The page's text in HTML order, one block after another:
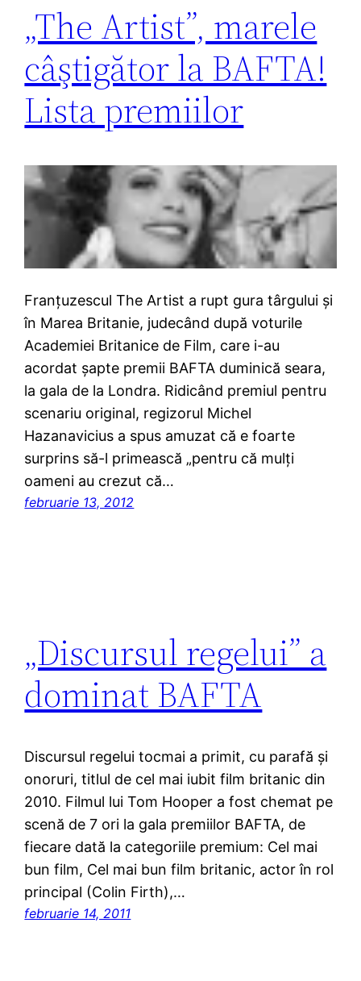
„The Artist”, marele
câştigător la BAFTA!
Lista premiilor
Franţuzescul The Artist a rupt gura târgului şi
în Marea Britanie, judecând după voturile
Academiei Britanice de Film, care i-au
acordat şapte premii BAFTA duminică seara,
la gala de la Londra. Ridicând premiul pentru
scenariu original, regizorul Michel
Hazanavicius a spus amuzat că e foarte
surprins să-l primească „pentru că mulţi
oameni au crezut că…
februarie 13, 2012
„Discursul regelui” a
dominat BAFTA
Discursul regelui tocmai a primit, cu parafă şi
onoruri, titlul de cel mai iubit film britanic din
2010. Filmul lui Tom Hooper a fost chemat pe
scenă de 7 ori la gala premiilor BAFTA, de
fiecare dată la categoriile premium: Cel mai
bun film, Cel mai bun film britanic, actor în rol
principal (Colin Firth),…
februarie 14, 2011